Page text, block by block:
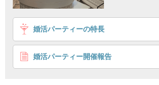
婚活パーティーの特長
婚活パーティー開催報告